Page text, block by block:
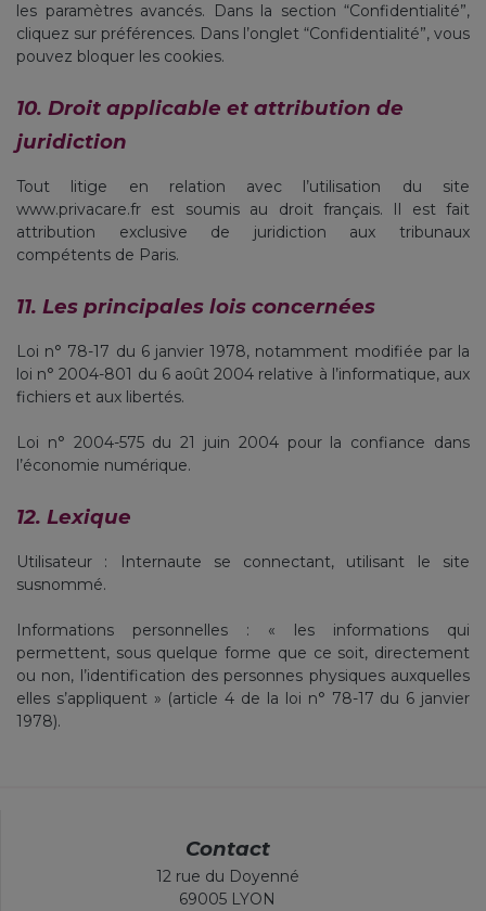
les paramètres avancés. Dans la section “Confidentialité”,
cliquez sur préférences. Dans l’onglet “Confidentialité”, vous
pouvez bloquer les cookies.
10. Droit applicable et attribution de
juridiction
Tout litige en relation avec l’utilisation du site
www.privacare.fr est soumis au droit français. Il est fait
attribution exclusive de juridiction aux tribunaux
compétents de Paris.
11. Les principales lois concernées
Loi n° 78-17 du 6 janvier 1978, notamment modifiée par la
loi n° 2004-801 du 6 août 2004 relative à l’informatique, aux
fichiers et aux libertés.
Loi n° 2004-575 du 21 juin 2004 pour la confiance dans
l’économie numérique.
12. Lexique
Utilisateur : Internaute se connectant, utilisant le site
susnommé.
Informations personnelles : « les informations qui
permettent, sous quelque forme que ce soit, directement
ou non, l’identification des personnes physiques auxquelles
elles s’appliquent » (article 4 de la loi n° 78-17 du 6 janvier
1978).
Contact
12 rue du Doyenné
69005 LYON